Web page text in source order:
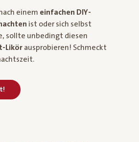
einem einfachen DIY-
ist oder sich selbst
sollte unbedingt diesen
Likörausprobieren! Schmeckt